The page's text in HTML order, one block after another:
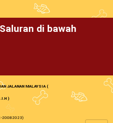
di bawah
JALANAN MALAYSIA (
)
20082023)